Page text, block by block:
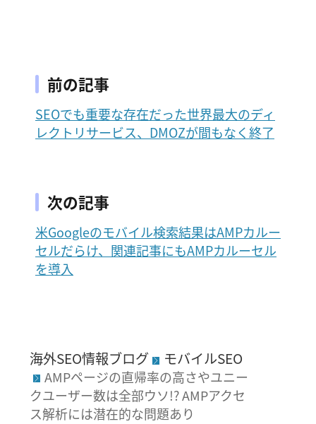
前の記事
SEOでも重要な存在だった世界最大のディ
レクトリサービス、DMOZが間もなく終了
次の記事
米Googleのモバイル検索結果はAMPカルー
セルだらけ、関連記事にもAMPカルーセル
を導入
海外SEO情報ブログ モバイルSEO
AMPページの直帰率の高さやユニー
クユーザー数は全部ウソ!? AMPアクセ
ス解析には潜在的な問題あり